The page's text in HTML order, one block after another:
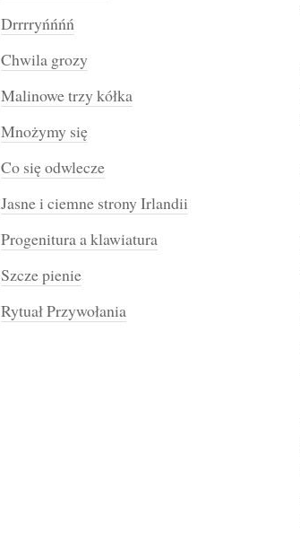
Drrrryńńńń
Chwila grozy
Malinowe trzy kółka
Mnożymy się
Co się odwlecze
Jasne i ciemne strony Irlandii
Progenitura a klawiatura
Szcze pienie
Rytuał Przywołania